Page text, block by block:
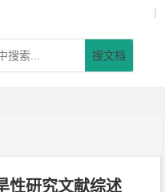
|
搜文档
性研究文献综述